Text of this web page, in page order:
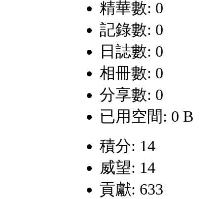
精華數: 0
記錄數: 0
日誌數: 0
相冊數: 0
分享數: 0
已用空間: 0 B
積分: 14
威望: 14
貢獻: 633